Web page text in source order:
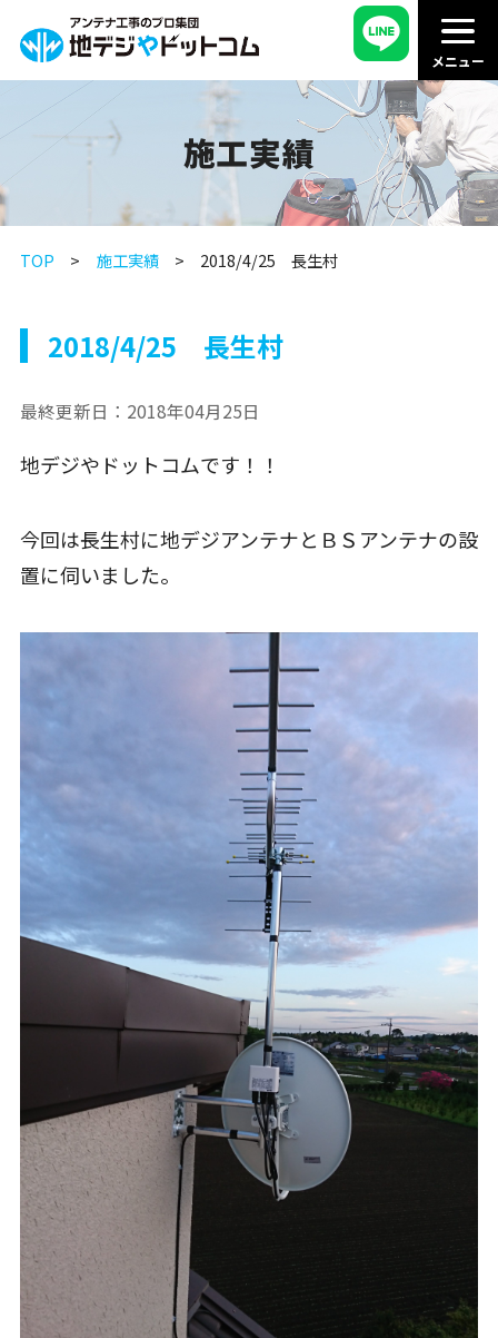
施工実績
TOP 施工実績 2018/4/25 長生村
2018/4/25 長生村
最終更新日： 2018年04月25日
地デジやドットコムです！！
今回は長生村に地デジアンテナとＢＳアンテナの設
置に伺いました。